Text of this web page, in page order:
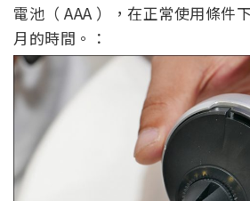
電池（ AAA ），在正常使用條件
月的時間。：